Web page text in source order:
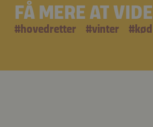
FÅ MERE AT VIDE
#hovedretter #vinter #kød